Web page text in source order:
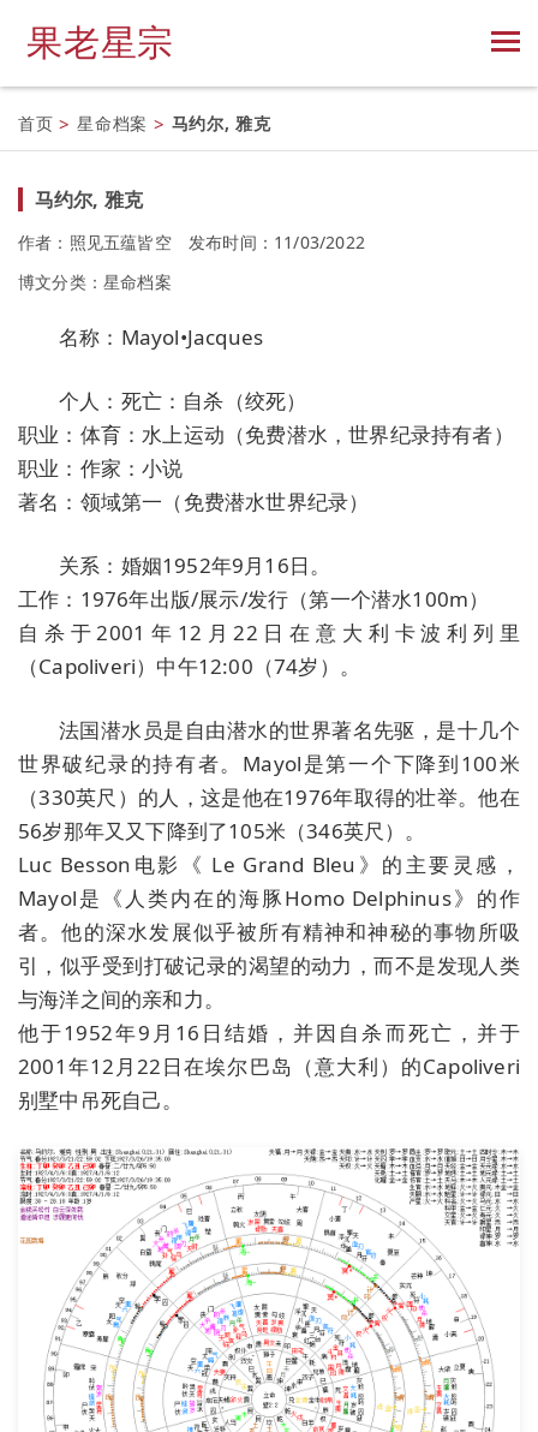
果老星宗
首页 > 星命档案 > 马约尔, 雅克
马约尔, 雅克
作者：照见五蕴皆空
发布时间：11/03/2022
博文分类： 星命档案
名称：Mayol•Jacques
个人：死亡：自杀（绞死）
职业：体育：水上运动（免费潜水，世界纪录持有者）
职业：作家：小说
著名：领域第一（免费潜水世界纪录）
关系：婚姻1952年9月16日。
工作：1976年出版/展示/发行（第一个潜水100m）
自杀于2001年12月22日在意大利卡波利列里
（Capoliveri）中午12:00（74岁）。
法国潜水员是自由潜水的世界著名先驱，是十几个
世界破纪录的持有者。Mayol是第一个下降到100米
（330英尺）的人，这是他在1976年取得的壮举。他在
56岁那年又又下降到了105米（346英尺）。
Luc Besson电影《 Le Grand Bleu》的主要灵感，
Mayol是《人类内在的海豚Homo Delphinus》的作
者。他的深水发展似乎被所有精神和神秘的事物所吸
引，似乎受到打破记录的渴望的动力，而不是发现人类
与海洋之间的亲和力。
他于1952年9月16日结婚，并因自杀而死亡，并于
2001年12月22日在埃尔巴岛（意大利）的Capoliveri
别墅中吊死自己。